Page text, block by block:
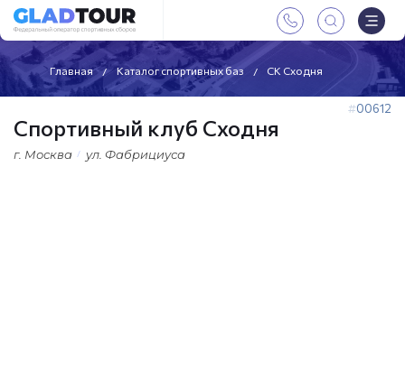
Главная Каталог спортивных баз СК Сходня
00612
Спортивный клуб Сходня
г. Москва ул. Фабрициуса